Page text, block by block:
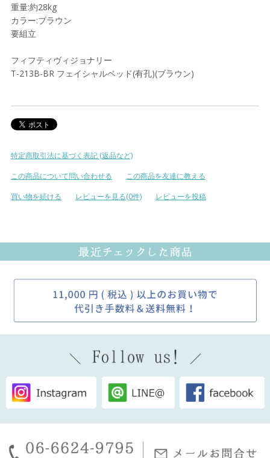
重量:約28kg
カラー:ブラウン
要組立
フィフティヴィジョナリー
T-213B-BR フェイシャルベッド(有孔)(ブラウン)
特定商取引法に基づく表記 (返品など)
この商品について問い合わせる
この商品を友達に教える
買い物を続ける
レビューを見る(0件) レビューを投稿